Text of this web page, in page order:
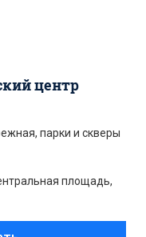
центр
парки и скверы
площадь,